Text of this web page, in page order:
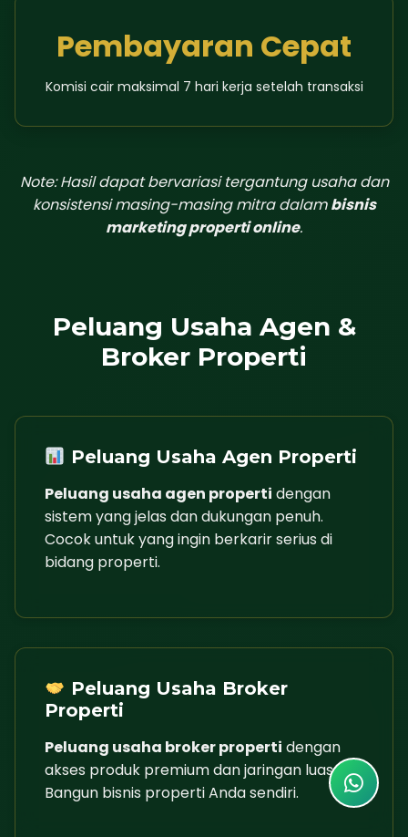
Pembayaran Cepat
Komisi cair maksimal 7 hari kerja setelah transaksi
Note: Hasil dapat bervariasi tergantung usaha dan
konsistensi masing-masing mitra dalambisnis
marketing properti online.
Peluang Usaha Agen &
Broker Properti
Peluang Usaha Agen Properti
Peluang usaha agen properti dengan
sistem yang jelas dan dukungan penuh.
Cocok untuk yang ingin berkarir serius di
bidang properti.
Peluang Usaha Broker
Properti
Peluang usaha broker properti dengan
akses produk premium dan jaringan luas.
Bangun bisnis properti Anda sendiri.